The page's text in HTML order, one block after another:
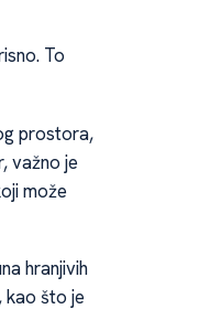
To
prostora,
važno je
može
hranjivih
kao što je